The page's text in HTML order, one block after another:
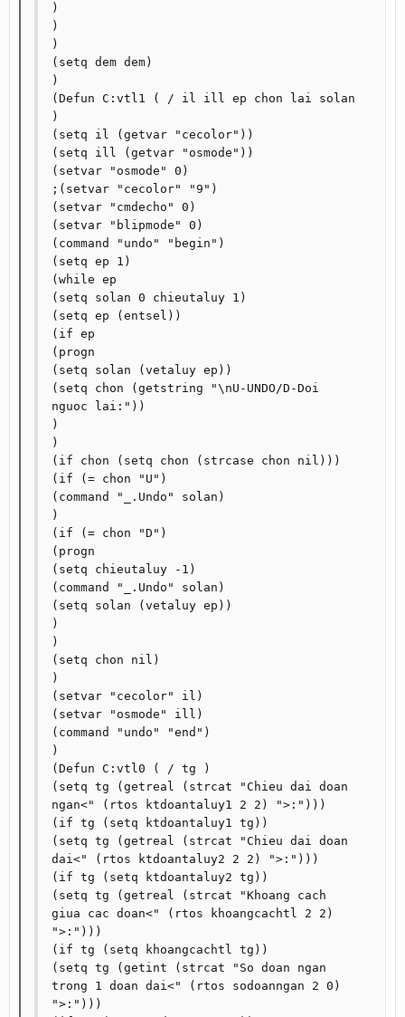
)
)
)
(setq dem dem)
)
(Defun C:vtl1 ( / il ill ep chon lai solan
)
(setq il (getvar "cecolor"))
(setq ill (getvar "osmode"))
(setvar "osmode" 0)
;(setvar "cecolor" "9")
(setvar "cmdecho" 0)
(setvar "blipmode" 0)
(command "undo" "begin")
(setq ep 1)
(while ep
(setq solan 0 chieutaluy 1)
(setq ep (entsel))
(if ep
(progn
(setq solan (vetaluy ep))
(setq chon (getstring "\nU-UNDO/D-Doi
nguoc lai:"))
)
)
(if chon (setq chon (strcase chon nil)))
(if (= chon "U")
(command "_.Undo" solan)
)
(if (= chon "D")
(progn
(setq chieutaluy -1)
(command "_.Undo" solan)
(setq solan (vetaluy ep))
)
)
(setq chon nil)
)
(setvar "cecolor" il)
(setvar "osmode" ill)
(command "undo" "end")
)
(Defun C:vtl0 ( / tg )
(setq tg (getreal (strcat "Chieu dai doan
ngan<" (rtos ktdoantaluy1 2 2) ">:")))
(if tg (setq ktdoantaluy1 tg))
(setq tg (getreal (strcat "Chieu dai doan
dai<" (rtos ktdoantaluy2 2 2) ">:")))
(if tg (setq ktdoantaluy2 tg))
(setq tg (getreal (strcat "Khoang cach
giua cac doan<" (rtos khoangcachtl 2 2)
">:")))
(if tg (setq khoangcachtl tg))
(setq tg (getint (strcat "So doan ngan
trong 1 doan dai<" (rtos sodoanngan 2 0)
">:")))